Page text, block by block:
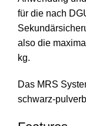
für die nach
also die
kg.
Das MRS
schwarz-